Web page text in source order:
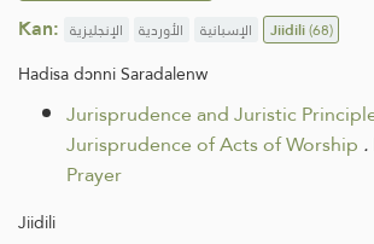
Kan: الإنجليزية الأوردية الإسبانية Jiidili(68)
Hadisa dɔnni Saradalenw
Jurisprudence and Juristic
Jurisprudence of Acts of Worship .
Prayer
Jiidili